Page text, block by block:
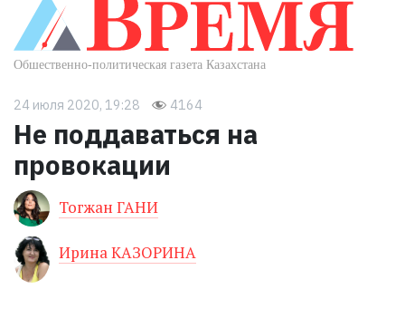
24 июля 2020, 19:28 4164
Не поддаваться на
провокации
Тогжан ГАНИ
Ирина КАЗОРИНА